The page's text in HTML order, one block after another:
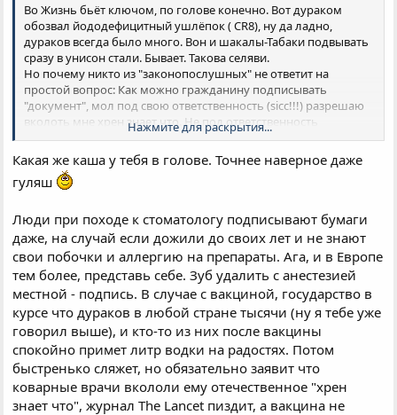
Во Жизнь бьёт ключом, по голове конечно. Вот дураком
обозвал йoдодефицитный ушлёпок ( CR8), ну да ладно,
дураков всегда было много. Вон и шакалы-Табаки подвывать
сразу в унисон стали. Бывает. Такова селяви.
Но почему никто из "законопослушных" не ответит на
простой вопрос: Как можно гражданину подписывать
"документ", мол под свою ответственность (sicc!!!) разрешаю
вколоть мне хрен знает что. Не под ответственность
вкалывающего? А? А вдруг кормилец семьи от побочки кони
двинет? А вдове скажут, да иди ты нах..., вон подпись твоего,
мол добровольно, по обоюдному согласию. Не былп
никагого изнасилования, и ващще иди отсУда! Правоboeе
Нажмите для раскрытия...
Какая же каша у тебя в голове. Точнее наверное даже
гуляш
Люди при походе к стоматологу подписывают бумаги
даже, на случай если дожили до своих лет и не знают
свои побочки и аллергию на препараты. Ага, и в Европе
тем более, представь себе. Зуб удалить с анестезией
местной - подпись. В случае с вакциной, государство в
курсе что дураков в любой стране тысячи (ну я тебе уже
говорил выше), и кто-то из них после вакцины
спокойно примет литр водки на радостях. Потом
быстренько сляжет, но обязательно заявит что
коварные врачи вкололи ему отечественное "хрен
знает что", журнал The Lancet пиздит, а вакцина не